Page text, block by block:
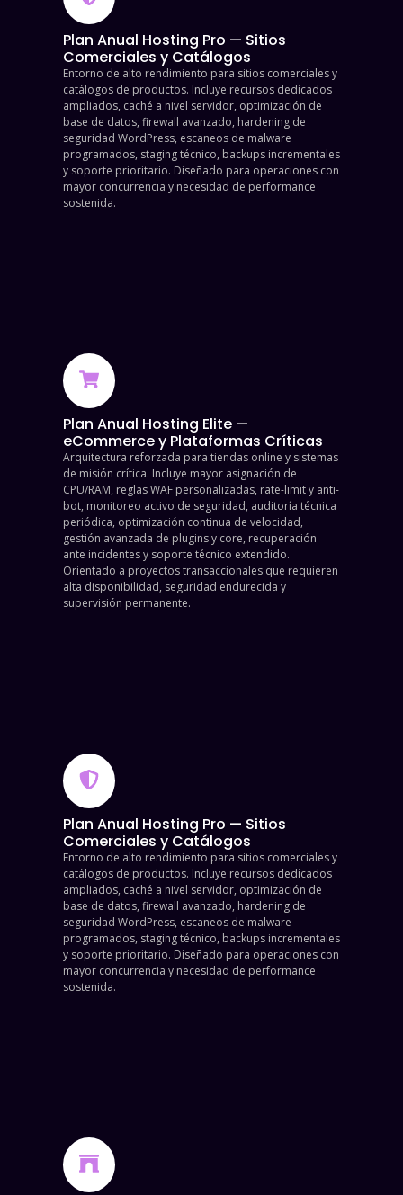
Plan Anual Hosting Pro — Sitios
Comerciales y Catálogos
Entorno de alto rendimiento para sitios comerciales y
catálogos de productos. Incluye recursos dedicados
ampliados, caché a nivel servidor, optimización de
base de datos, firewall avanzado, hardening de
seguridad WordPress, escaneos de malware
programados, staging técnico, backups incrementales
y soporte prioritario. Diseñado para operaciones con
mayor concurrencia y necesidad de performance
sostenida.
Plan Anual Hosting Elite —
eCommerce y Plataformas Críticas
Arquitectura reforzada para tiendas online y sistemas
de misión crítica. Incluye mayor asignación de
CPU/RAM, reglas WAF personalizadas, rate-limit y anti-
bot, monitoreo activo de seguridad, auditoría técnica
periódica, optimización continua de velocidad,
gestión avanzada de plugins y core, recuperación
ante incidentes y soporte técnico extendido.
Orientado a proyectos transaccionales que requieren
alta disponibilidad, seguridad endurecida y
supervisión permanente.
Plan Anual Hosting Pro — Sitios
Comerciales y Catálogos
Entorno de alto rendimiento para sitios comerciales y
catálogos de productos. Incluye recursos dedicados
ampliados, caché a nivel servidor, optimización de
base de datos, firewall avanzado, hardening de
seguridad WordPress, escaneos de malware
programados, staging técnico, backups incrementales
y soporte prioritario. Diseñado para operaciones con
mayor concurrencia y necesidad de performance
sostenida.